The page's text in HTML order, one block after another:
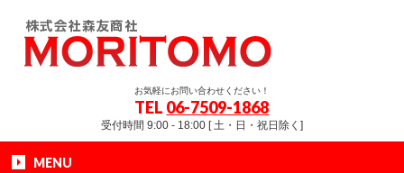
お気軽にお問い合わせください！
TEL 06-7509-1868
受付時間 9:00 - 18:00 [ 土・日・祝日除く]
MENU